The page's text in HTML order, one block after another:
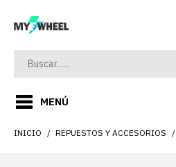
MENÚ
INICIO REPUESTOS Y ACCESORIOS